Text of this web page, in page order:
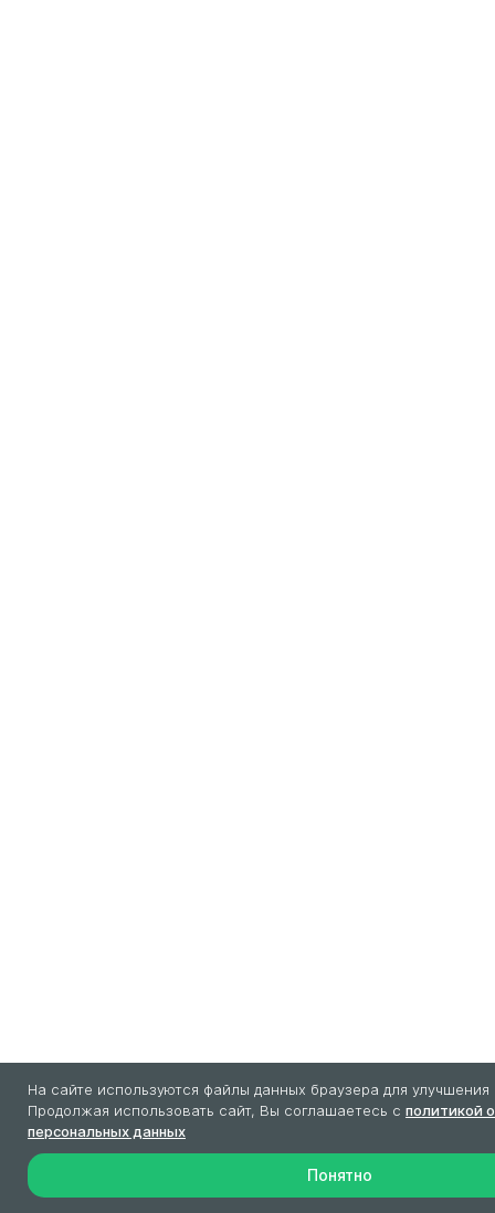
На сайте используются файлы данных браузера для улучшения
Продолжая использовать сайт, Вы соглашаетесь с политикой
персональных данных
Понятно